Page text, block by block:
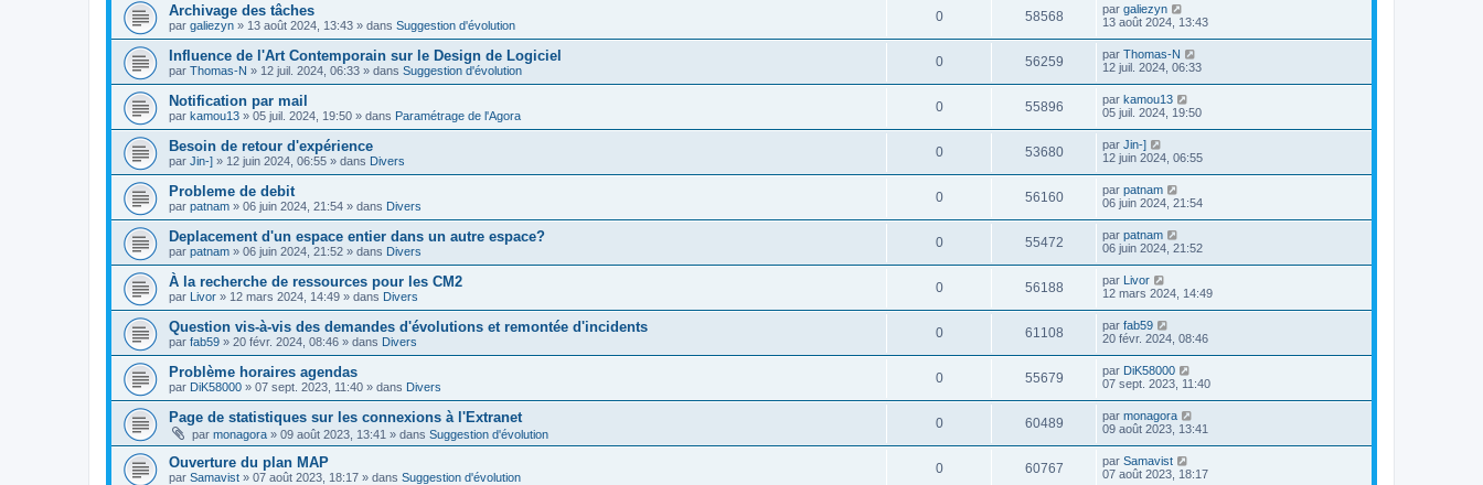
Archivage des tâches
par galiezyn » 13 août 2024, 13:43 » dans Suggestion d'évolution
0 58568 par galiezyn
13 août 2024, 13:43
Influence de l'Art Contemporain sur le Design de Logiciel
par Thomas-N » 12 juil. 2024, 06:33 » dans Suggestion d'évolution
0 56259 par Thomas-N
12 juil. 2024, 06:33
Notification par mail
par kamou13 » 05 juil. 2024, 19:50 » dans Paramétrage de l'Agora
0 55896 par kamou13
05 juil. 2024, 19:50
Besoin de retour d'expérience
par Jin-] » 12 juin 2024, 06:55 » dans Divers
0 53680 par Jin-]
12 juin 2024, 06:55
Probleme de debit
par patnam » 06 juin 2024, 21:54 » dans Divers
0 56160 par patnam
06 juin 2024, 21:54
Deplacement d'un espace entier dans un autre espace?
par patnam » 06 juin 2024, 21:52 » dans Divers
0 55472 par patnam
06 juin 2024, 21:52
À la recherche de ressources pour les CM2
par Livor » 12 mars 2024, 14:49 » dans Divers
0 56188 par Livor
12 mars 2024, 14:49
Question vis-à-vis des demandes d'évolutions et remontée d'incidents
par fab59 » 20 févr. 2024, 08:46 » dans Divers
0 61108 par fab59
20 févr. 2024, 08:46
Problème horaires agendas
par DiK58000 » 07 sept. 2023, 11:40 » dans Divers
0 55679 par DiK58000
07 sept. 2023, 11:40
Page de statistiques sur les connexions à l'Extranet
par monagora » 09 août 2023, 13:41 » dans Suggestion d'évolution
0 60489 par monagora
09 août 2023, 13:41
Ouverture du plan MAP
par Samavist » 07 août 2023, 18:17 » dans Suggestion d'évolution
0 60767 par Samavist
07 août 2023, 18:17